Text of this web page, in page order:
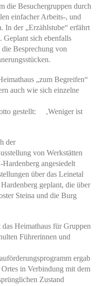
die Besuchergruppen durch
einfacher Arbeits-, und
In der „Erzählstube“ erfährt
Geplant sich ebenfalls
Besprechung von
„zum Begreifen“
auch wie sich einzelne
gestellt: ‚Weniger ist
der
von Werkstätten
angesiedelt
über das Leinetal
geplant, die über
Steina und die Burg
Heimathaus für Gruppen
Führerinnen und
ergab
in Verbindung mit dem
Zustand